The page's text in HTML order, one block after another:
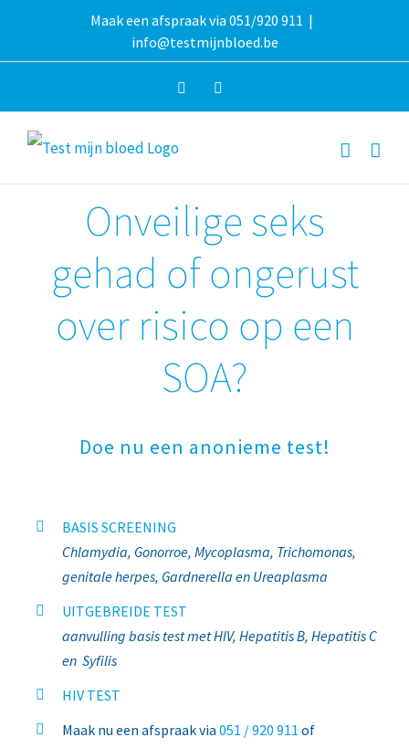
Maak een afspraak via 051/920 911 |
info@testmijnbloed.be
Facebook
Onveilige seks
gehad of ongerust
over risico op een
SOA?
Doe nu een anonieme test!
BASIS SCREENING
Chlamydia, Gonorroe, Mycoplasma, Trichomonas,
genitale herpes, Gardnerella en Ureaplasma
UITGEBREIDE TEST
aanvulling basis test met HIV, Hepatitis B, Hepatitis C
en Syfilis
HIV TEST
Maak nu een afspraak via051 / 920 911 of